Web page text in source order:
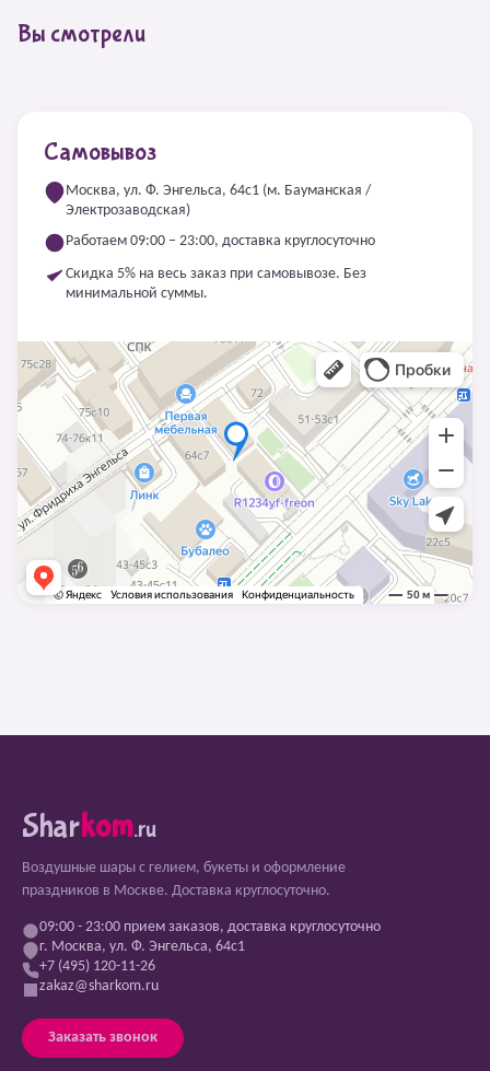
Вы смотрели
Самовывоз
Москва, ул. Ф. Энгельса, 64с1 (м. Бауманская /
Электрозаводская)
Работаем 09:00 – 23:00, доставка круглосуточно
Скидка 5% на весь заказ при самовывозе. Без
минимальной суммы.
Sharkom.ru
Воздушные шары с гелием, букеты и оформление
праздников в Москве. Доставка круглосуточно.
09:00 - 23:00 прием заказов, доставка круглосуточно
г. Москва, ул. Ф. Энгельса, 64с1
+7 (495) 120-11-26
zakaz@sharkom.ru
Заказать звонок